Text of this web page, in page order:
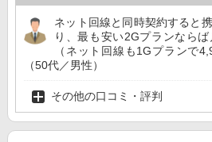
ネット回線と同時契約すると
り、最も安い2Gプランなら
（ネット回線も1Gプランで
（50代／男性）
その他の口コミ・評判